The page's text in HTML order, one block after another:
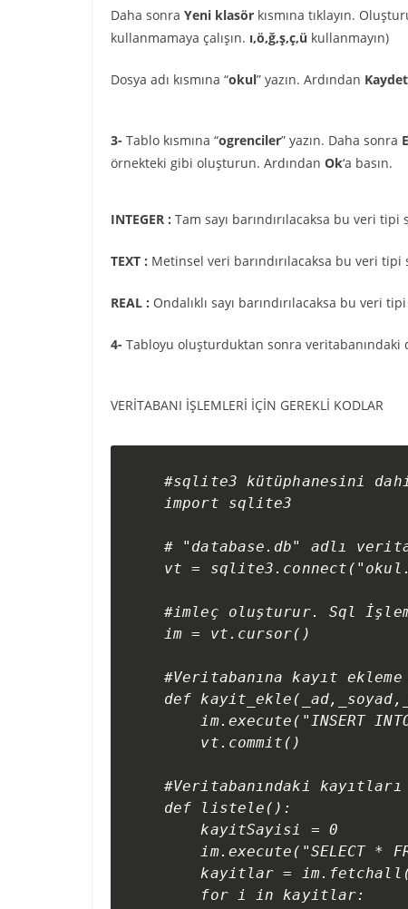
Daha sonra Yeni klasör kısmına tıklayın.
kullanmamaya çalışın. ı,ö,ğ,ş,ç,ü kullanmayın)
Dosya adı kısmına “okul” yazın. Ardından
3- Tablo kısmına “ogrenciler” yazın. Daha sonra
örnekteki gibi oluşturun. Ardından Ok‘a basın.
INTEGER : Tam sayı barındırılacaksa bu veri
TEXT : Metinsel veri barındırılacaksa bu veri
REAL : Ondalıklı sayı barındırılacaksa bu veri
4- Tabloyu oluşturduktan sonra veritabanındaki
VERİTABANI İŞLEMLERİ İÇİN GEREKLİ KODLAR
#sqlite3 kütüphanesini
import sqlite3
# "database.db" adlı
vt =
#imleç oluşturur. Sql
im = vt.cursor()
#Veritabanına kayıt
def
im.execute("INSERT
    vt.commit()
#Veritabanındaki
def listele():
    kayitSayisi = 0
im.execute("SELECT *
kayitlar =
    for i in kayitlar: